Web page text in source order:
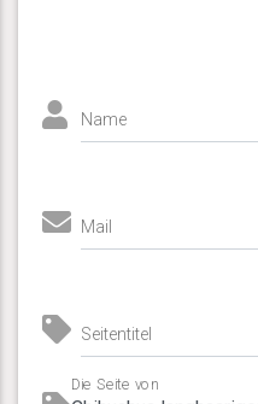
Name
Mail
Seitentitel
Die Seite von